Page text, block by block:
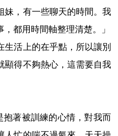
妹，有一些聊天的時間。我
都用時間軸整理清楚。」
生活上的在乎點，所以讓別
顯得不夠熱心，這需要自我
著被訓練的心情，對我而